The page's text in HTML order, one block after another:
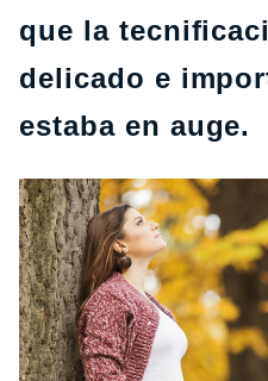
que la
delicado e
estaba en auge.